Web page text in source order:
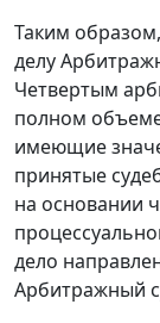
Таким
делу
Четвертым
полном
имеющие
принятые
на основании
дело
Арбитражный